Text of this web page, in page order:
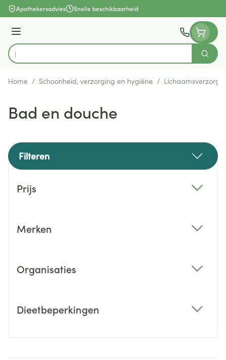
Ga naar de inhoud
Apothekersadvies Snelle beschikbaarheid
Menu
Product, merk, categorie...
Zoek
Home / Schoonheid, verzorging en hygiëne /
Bad en douche
Filteren
Prijs
Merken
Organisaties
Dieetbeperkingen